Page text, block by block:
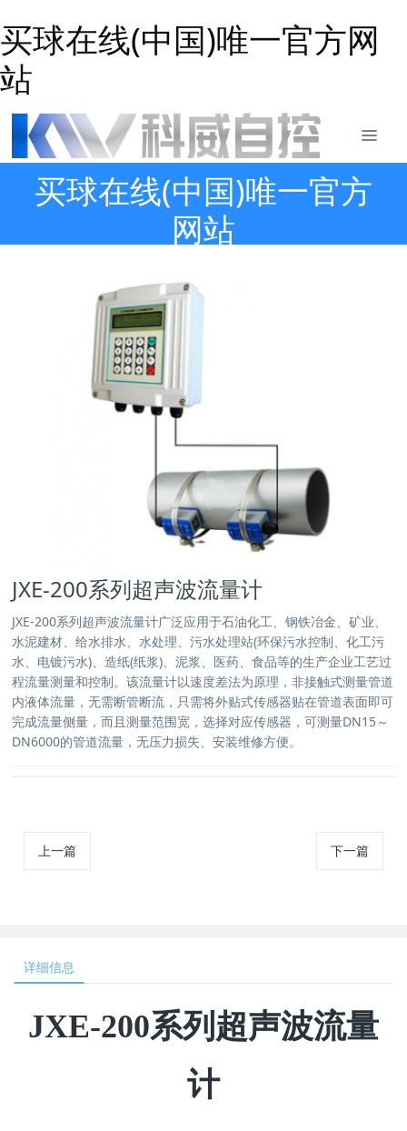
买球在线(中国)唯一官方网
站
买球在线(中国)唯一官方
网站
JXE-200系列超声波流量计
JXE-200系列超声波流量计广泛应用于石油化工、钢铁冶金、矿业、
水泥建材、给水排水、水处理、污水处理站(环保污水控制、化工污
水、电镀污水)、造纸(纸浆)、泥浆、医药、食品等的生产企业工艺过
程流量测量和控制。该流量计以速度差法为原理，非接触式测量管道
内液体流量，无需断管断流，只需将外贴式传感器贴在管道表面即可
完成流量侧量，而且测量范围宽，选择对应传感器，可测量DN15～
DN6000的管道流量，无压力损失、安装维修方便。
上一篇 下一篇
详细信息
JXE-200系列超声波流量
计